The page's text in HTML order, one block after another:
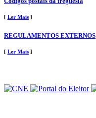
[ Ler Mais ]
REGULAMENTOS EXTERNOS
[ Ler Mais ]